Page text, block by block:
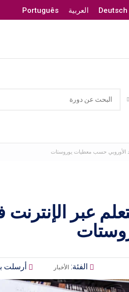
Deutsch العربية Português
الأوروبي حسب معطيات يوروستات
عبر الإنترنت
أرسلت الفئة: الأخبار